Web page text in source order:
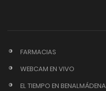
FARMACIAS
WEBCAM EN VIVO
EL TIEMPO EN BENALMÁDENA